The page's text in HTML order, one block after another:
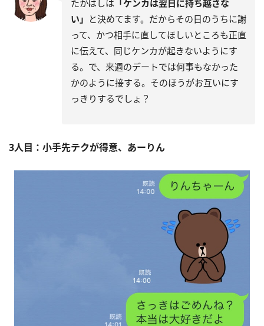
たかはしは 「ケンカは翌日に持ち越さな
い」 と決めてます。だからその日のうちに謝
って、かつ相手に直してほしいところも正直
に伝えて、同じケンカが起きないようにす
る。で、来週のデートでは何事もなかった
かのように接する。そのほうがお互いにす
っきりするでしょ？
3人目：小手先テクが得意、あーりん